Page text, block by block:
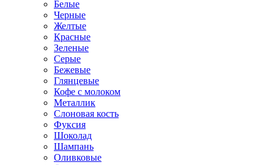
Белые
Черные
Желтые
Красные
Зеленые
Серые
Бежевые
Глянцевые
Кофе с молоком
Металлик
Слоновая кость
Фуксия
Шоколад
Шампань
Оливковые